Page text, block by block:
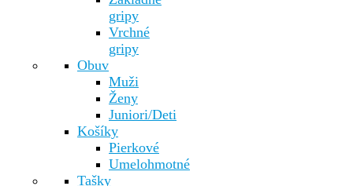
gripy
Vrchné
gripy
Obuv
Muži
Ženy
Juniori/Deti
Košíky
Pierkové
Umelohmotné
Tašky